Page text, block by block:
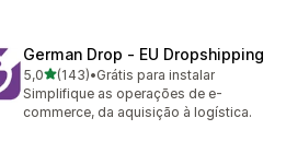
German Drop ‑ EU Dropshipping
5,0de 5 estrelas
(143)
143 avaliações ao todo
•Grátis para instalar
Simplifique as operações de e-
commerce, da aquisição à logística.